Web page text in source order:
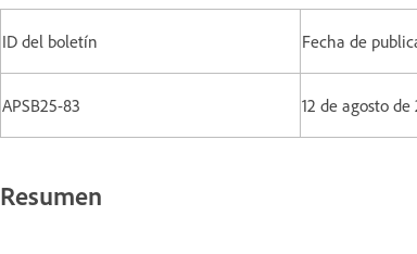
ID del boletín Fecha de
APSB25-83 12 de agosto de
Resumen